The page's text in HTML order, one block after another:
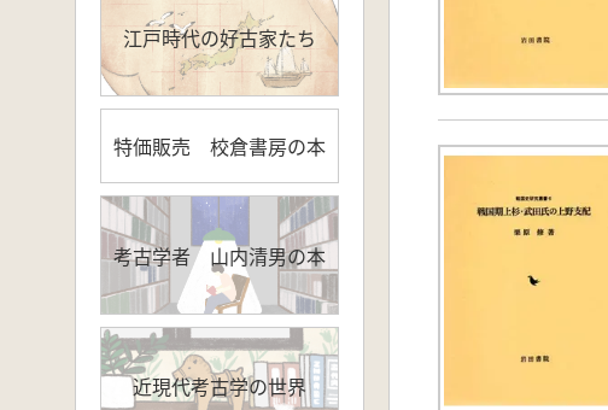
江戸時代の好古家たち
特価販売 校倉書房の本
考古学者 山内清男の本
近現代考古学の世界